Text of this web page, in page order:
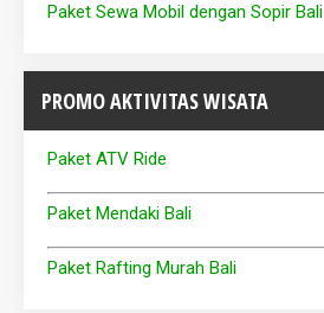
Paket Sewa Mobil dengan Sopir Bali
PROMO AKTIVITAS WISATA
Paket ATV Ride
Paket Mendaki Bali
Paket Rafting Murah Bali